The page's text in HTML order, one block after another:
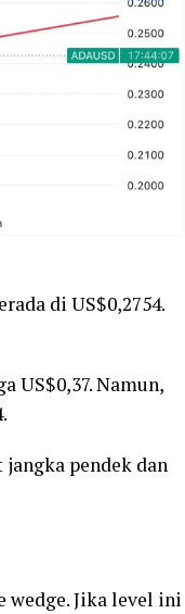
di US$0,2754.
US$0,37. Namun,
pendek dan
wedge. Jika level ini